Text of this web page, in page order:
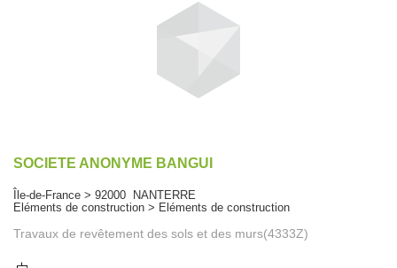
SOCIETE ANONYME BANGUI
Île-de-France > 92000 NANTERRE
Eléments de construction > Eléments de construction
Travaux de revêtement des sols et des murs(4333Z)